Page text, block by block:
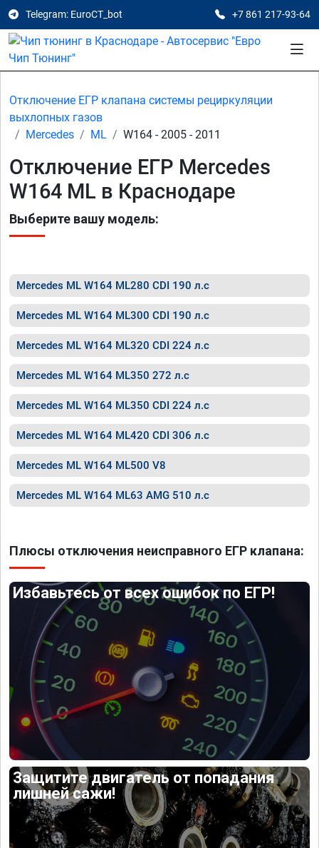
Telegram: EuroCT_bot +7 861 217-93-64
Отключение ЕГР клапана системы рециркуляции
выхлопных газов
Mercedes
ML W164 - 2005 - 2011
Отключение ЕГР Mercedes
W164 ML в Краснодаре
Выберите вашу модель:
Mercedes ML W164 ML280 CDI 190 л.с
Mercedes ML W164 ML300 CDI 190 л.с
Mercedes ML W164 ML320 CDI 224 л.с
Mercedes ML W164 ML350 272 л.с
Mercedes ML W164 ML350 CDI 224 л.с
Mercedes ML W164 ML420 CDI 306 л.с
Mercedes ML W164 ML500 V8
Mercedes ML W164 ML63 AMG 510 л.с
Плюсы отключения неисправного ЕГР клапана:
Избавьтесь от всех ошибок по ЕГР!
Защитите двигатель от попадания
лишней сажи!